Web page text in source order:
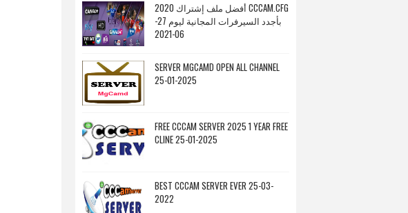
أفضل ملف إشتراك 2020 CCCAM.CFG
بأجدد السيرفرات المجانية ليوم 27-
06-2021
SERVER MGCAMD OPEN ALL CHANNEL
25-01-2025
FREE CCCAM SERVER 2025 1 YEAR FREE
CLINE 25-01-2025
BEST CCCAM SERVER EVER 25-03-
2022